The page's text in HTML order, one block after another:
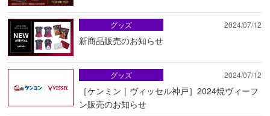
2024/07/12
新商品販売のお知らせ
グッズ
2024/07/12
［ケンミン｜ヴィッセル神戸］2024焼ヴィーフ
ン販売のお知らせ
グッズ